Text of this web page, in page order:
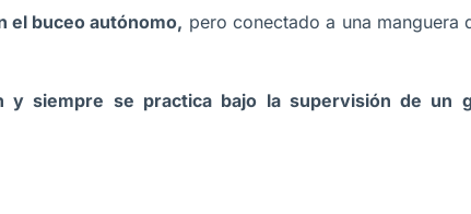
el buceo autónomo, pero conectado a una manguera
y siempre se practica bajo la supervisión de un